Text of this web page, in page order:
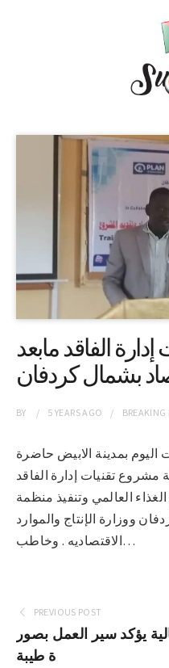
الفاقد مابعد
بشمال كردفان
BY 5 YEARSAGO BREAKING
(سونا)-بدأت اليوم بمدينة الابيض حاضرة
تقنيات إدارة الفاقد
العالمي وتنفيذ منظمة
ووزارة الإنتاج والموارد
الاقتصاديه . وخاطب…
PREVIOUS POST
يؤكد سير العمل بصور
ة طيبة